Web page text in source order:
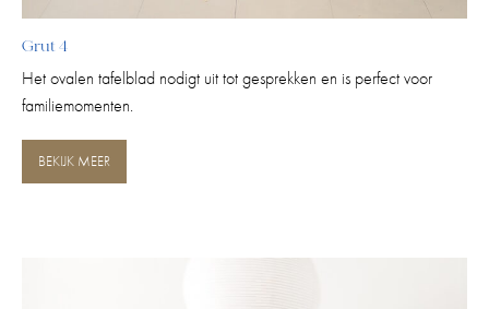
Grut 4
Het ovalen tafelblad nodigt uit tot gesprekken en is perfect voor
familiemomenten.
BEKIJK MEER